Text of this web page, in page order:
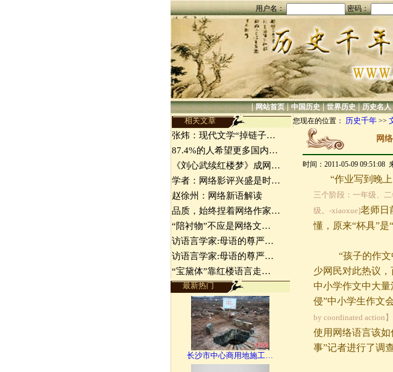
用户名： 密码：
|网站首页|中国历史|世界历史|历史名人
相关文章
您现在的位置： 历史千年>>
张炜：现代文学“掉链子…
87.4%的人希望更多国内…
《刘心武续红楼梦》成网…
学者：网络影评兴盛是时…
赵徐州：网络新语解读
品质，始终捏着网络作家…
“陪衬物”不应是网络文…
访语言学家:母语的尊严…
访语言学家:母语的尊严…
“宝黛体”靠红楼语言走…
最新热门
长沙市中心商用地施工…
网
时间：2011-05-09 09:51:08
“作业写到晚上
三个阶段：一年级、
级。-xiaoxue]老师日
懂，原来“杯具”是
“孩子的作文
少网民对此热议
中小学作文中大
侵”中小学生作文
by coordinated action
使用网络语言该
事”记者进行了调查